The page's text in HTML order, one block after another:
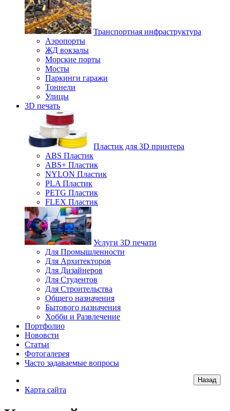
Транспортная инфраструктура
Аэропорты
ЖД вокзалы
Морские порты
Мосты
Паркинги гаражи
Тоннели
Улицы
3D печать
Пластик для 3D принтера
ABS Пластик
ABS+ Пластик
NYLON Пластик
PLA Пластик
PETG Пластик
FLEX Пластик
Услуги 3D печати
Для Промышленности
Для Архитекторов
Для Дизайнеров
Для Студентов
Для Строительства
Общего назначения
Бытового назначения
Хобби и Развлечение
Портфолио
Нововсти
Статьи
Фотогалерея
Часто задаваемые вопросы
Карта сайта